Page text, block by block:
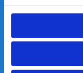
info@gearpoint.nl